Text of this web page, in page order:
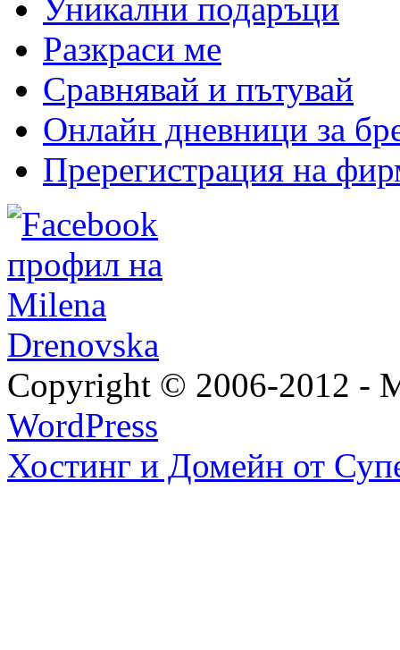
Уникални подаръци
Разкраси ме
Сравнявай и пътувай
Онлайн дневници за
Пререгистрация на
Copyright © 2006-2012 -
WordPress
Хостинг и Домейн от